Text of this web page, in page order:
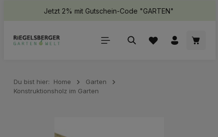
springenJetzt 2% mit Gutschein-Code "GARTEN"
Du bist hier: Home
Garten
Konstruktionsholz im Garten